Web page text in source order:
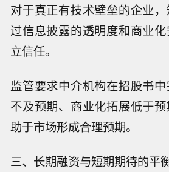
对于真正有技术壁垒的企业
过信息披露的透明度和商业
立信任。
监管要求中介机构在招股书
不及预期、商业化拓展低于
助于市场形成合理预期。
三、长期融资与短期期待的平